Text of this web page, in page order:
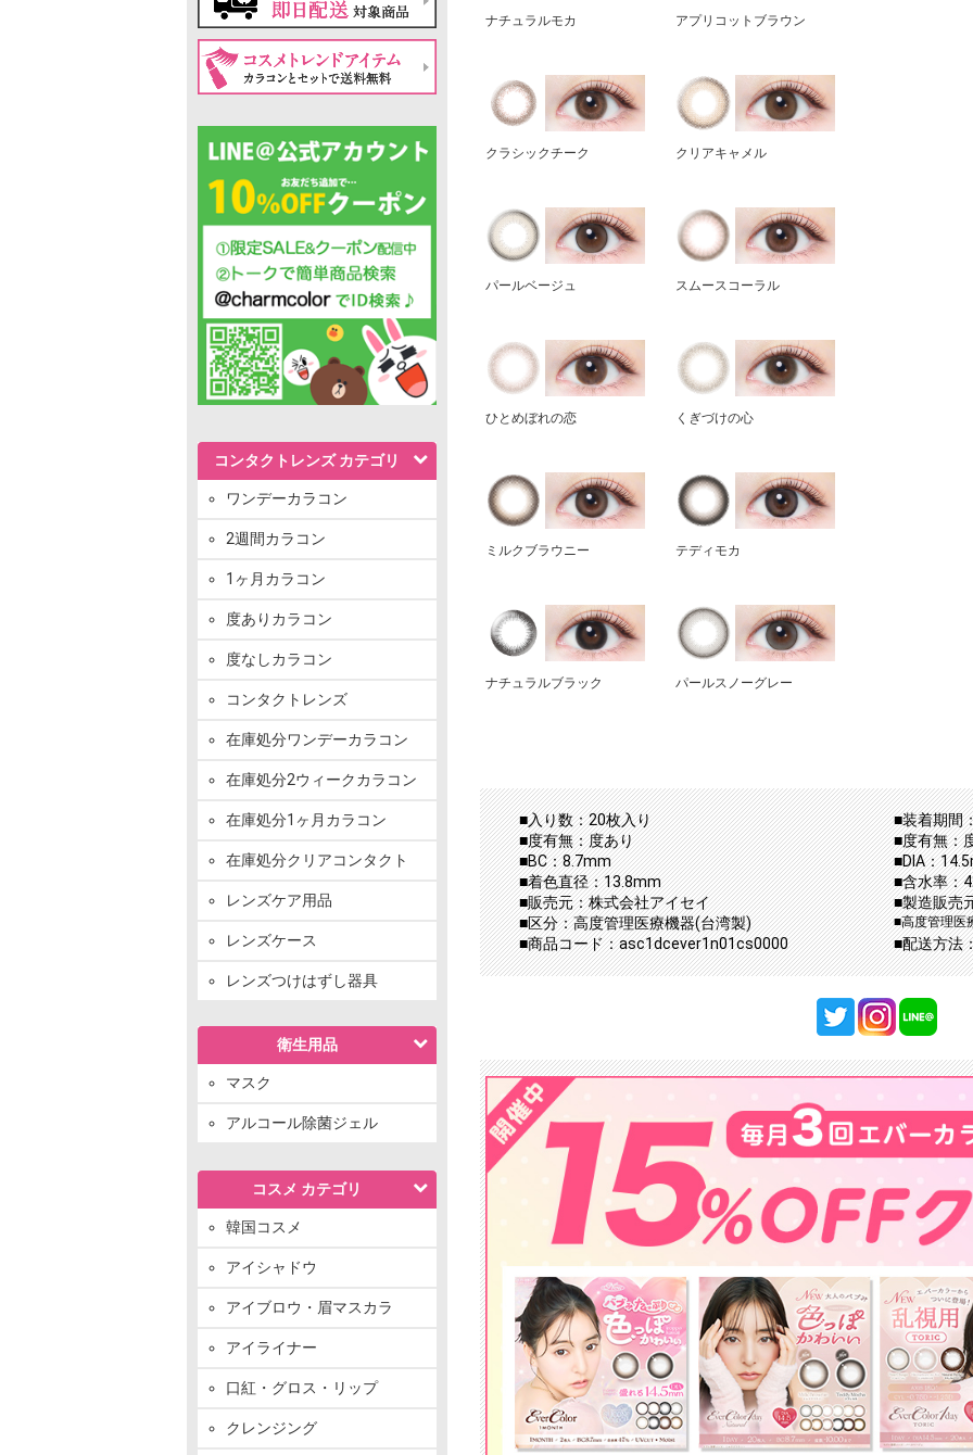
コンタクトレンズ カテゴリ
ワンデーカラコン
2週間カラコン
1ヶ月カラコン
度ありカラコン
度なしカラコン
コンタクトレンズ
在庫処分ワンデーカラコン
在庫処分2ウィークカラコン
在庫処分1ヶ月カラコン
在庫処分クリアコンタクト
レンズケア用品
レンズケース
レンズつけはずし器具
衛生用品
マスク
アルコール除菌ジェル
コスメ カテゴリ
韓国コスメ
アイシャドウ
アイブロウ・眉マスカラ
アイライナー
口紅・グロス・リップ
クレンジング
ナチュラルモカ アプリコットブラウン
クラシックチーク クリアキャメル
パールベージュ スムースコーラル
ひとめぼれの恋 くぎづけの心
ミルクブラウニー テディモカ
ナチュラルブラック パールスノーグレー
■入り数：20枚入り
■装着期間
■度有無：度あり
■度有無：
■BC：8.7mm
■DIA：
■着色直径：13.8mm
■含水率：
■販売元：株式会社アイセイ
■製造販売
■区分：高度管理医療機器(台湾製)
■高度管理医
■商品コード：asc1dcever1n01cs0000 ■配送方法